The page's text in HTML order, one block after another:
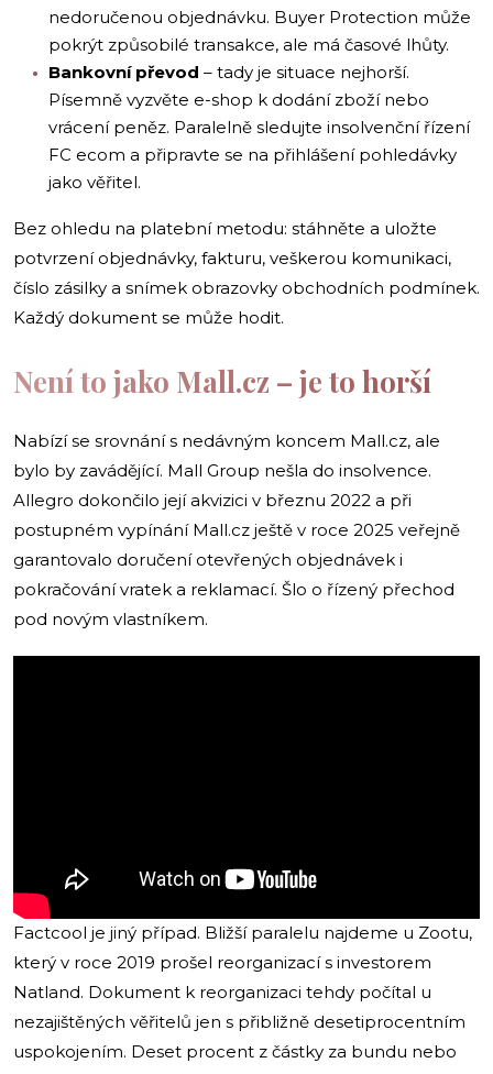
nedoručenou objednávku. Buyer Protection může
pokrýt způsobilé transakce, ale má časové lhůty.
Bankovní převod – tady je situace nejhorší.
Písemně vyzvěte e-shop k dodání zboží nebo
vrácení peněz. Paralelně sledujte insolvenční řízení
FC ecom a připravte se na přihlášení pohledávky
jako věřitel.
Bez ohledu na platební metodu: stáhněte a uložte
potvrzení objednávky, fakturu, veškerou komunikaci,
číslo zásilky a snímek obrazovky obchodních podmínek.
Každý dokument se může hodit.
Není to jako Mall.cz – je to horší
Nabízí se srovnání s nedávným koncem Mall.cz, ale
bylo by zavádějící. Mall Group nešla do insolvence.
Allegro dokončilo její akvizici v březnu 2022 a při
postupném vypínání Mall.cz ještě v roce 2025 veřejně
garantovalo doručení otevřených objednávek i
pokračování vratek a reklamací. Šlo o řízený přechod
pod novým vlastníkem.
Factcool je jiný případ. Bližší paralelu najdeme u Zootu,
který v roce 2019 prošel reorganizací s investorem
Natland. Dokument k reorganizaci tehdy počítal u
nezajištěných věřitelů jen s přibližně desetiprocentním
uspokojením. Deset procent z částky za bundu nebo